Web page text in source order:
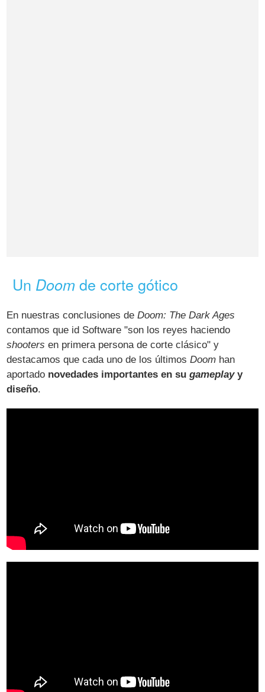
Un Doom de corte gótico
En nuestras conclusiones deDoom: The Dark Ages
contamos que id Software "son los reyes haciendo
shooters en primera persona de corte clásico" y
destacamos que cada uno de los últimosDoom han
aportado novedades importantes en sugameplayy
diseño.